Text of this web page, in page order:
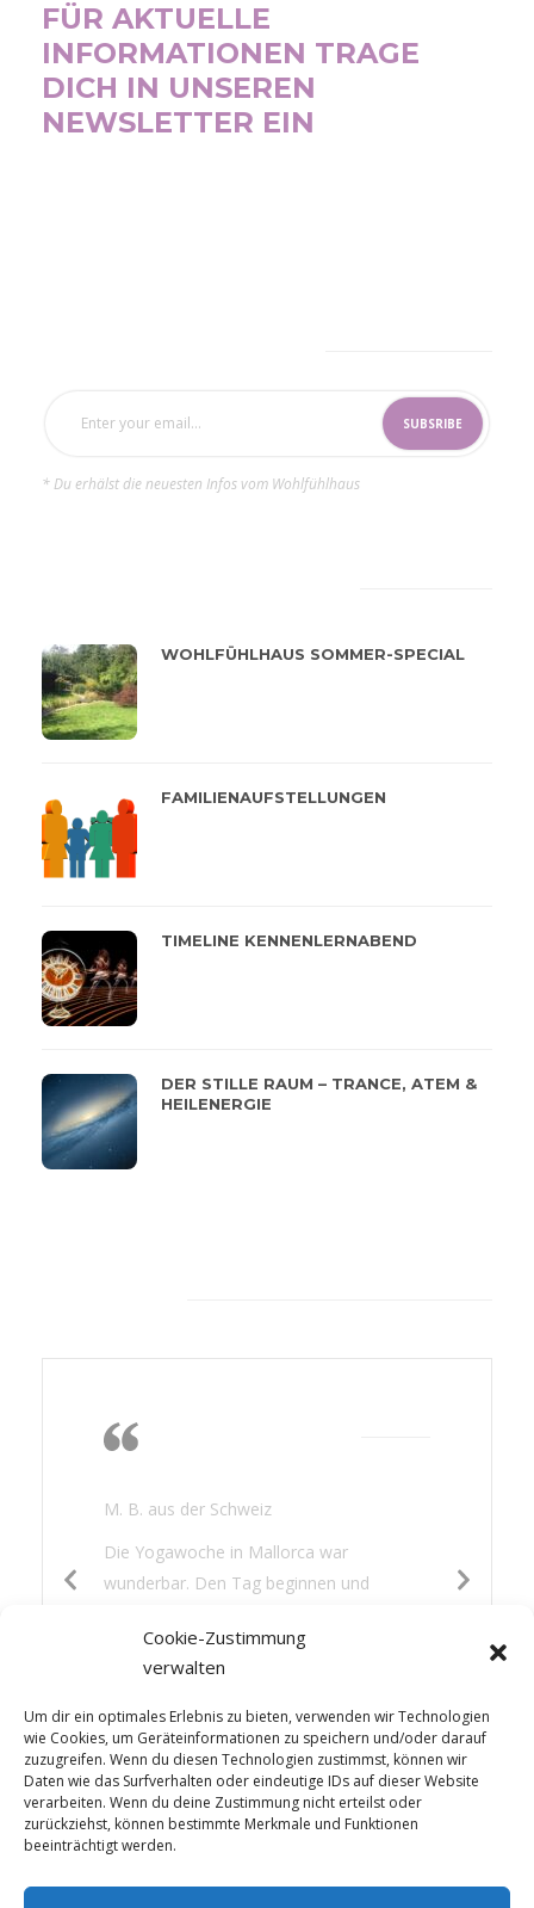
Cookie-Zustimmung
verwalten
Um dir ein optimales Erlebnis zu bieten, verwenden wir Technologien
wie Cookies, um Geräteinformationen zu speichern und/oder darauf
zuzugreifen. Wenn du diesen Technologien zustimmst, können wir
Daten wie das Surfverhalten oder eindeutige IDs auf dieser Website
verarbeiten. Wenn du deine Zustimmung nicht erteilst oder
zurückziehst, können bestimmte Merkmale und Funktionen
beeinträchtigt werden.
FÜR AKTUELLE
INFORMATIONEN TRAGE
DICH IN UNSEREN
NEWSLETTER EIN
* Du erhälst die neuesten Infos vom Wohlfühlhaus
WOHLFÜHLHAUS SOMMER-SPECIAL
FAMILIENAUFSTELLUNGEN
TIMELINE KENNENLERNABEND
DER STILLE RAUM – TRANCE, ATEM &
HEILENERGIE
M. B. aus der Schweiz
Die Yogawoche in Mallorca war
wunderbar. Den Tag beginnen und
Erfahrung. Es hat mir gut getan: die
Wärme, das Nichtstun, lesen, gutes Essen
und etwas Sightseeing – die Mischung war
perfekt.